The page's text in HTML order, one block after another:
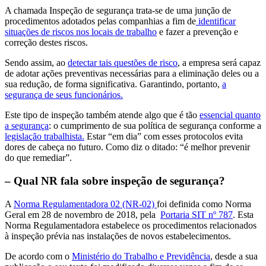
A chamada Inspeção de segurança trata-se de uma junção de
procedimentos adotados pelas companhias a fim de identificar
situações de riscos nos locais de trabalho e fazer a prevenção e
correção destes riscos.
Sendo assim, ao detectar tais questões de risco, a empresa será capaz
de adotar ações preventivas necessárias para a eliminação deles ou a
sua redução, de forma significativa. Garantindo, portanto, a
segurança de seus funcionários.
Este tipo de inspeção também atende algo que é tão essencial quanto
a segurança: o cumprimento de sua política de segurança conforme a
legislação trabalhista. Estar “em dia” com esses protocolos evita
dores de cabeça no futuro. Como diz o ditado: “é melhor prevenir
do que remediar”.
– Qual NR fala sobre inspeção de segurança?
A Norma Regulamentadora 02 (NR-02) foi definida como Norma
Geral em 28 de novembro de 2018, pela Portaria SIT nº 787. Esta
Norma Regulamentadora estabelece os procedimentos relacionados
à inspeção prévia nas instalações de novos estabelecimentos.
De acordo com o Ministério do Trabalho e Previdência, desde a sua